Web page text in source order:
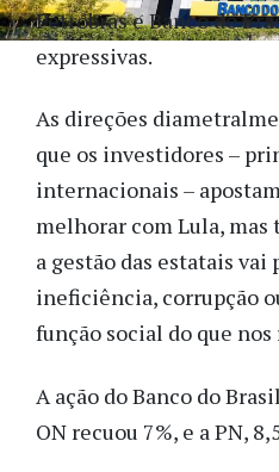
Petrobras e Banco do
expressivas.
As direções
que os investidores –
internacionais –
melhorar com Lula,
a gestão das estatais vai
ineficiência, corrupção
função social do que nos
A ação do Banco do
ON recuou 7%, e a PN,